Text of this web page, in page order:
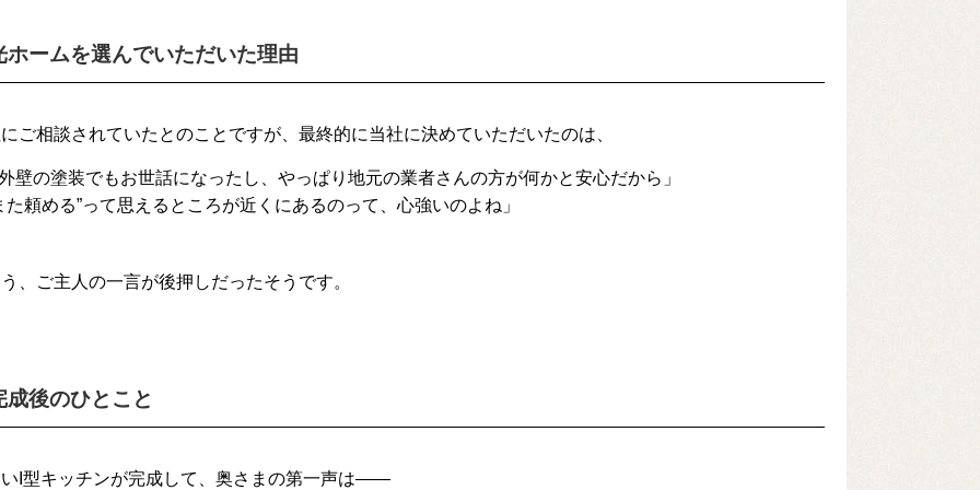
ームを選んでいただいた理由
ご相談されていたとのことですが、最終的に当社に決めていただいたのは、
壁の塗装でもお世話になったし、やっぱり地元の業者さんの方が何かと安心だから」
た頼める”って思えるところが近くにあるのって、心強いのよね」
、ご主人の一言が後押しだったそうです。
後のひとこと
I型キッチンが完成して、奥さまの第一声は――